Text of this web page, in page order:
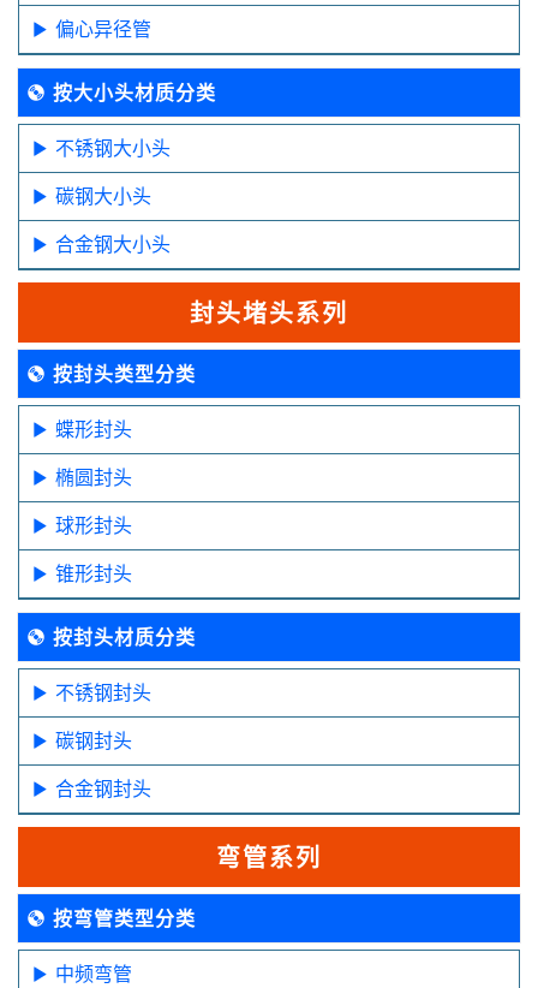
偏心异径管
按大小头材质分类
不锈钢大小头
碳钢大小头
合金钢大小头
封头堵头系列
按封头类型分类
蝶形封头
椭圆封头
球形封头
锥形封头
按封头材质分类
不锈钢封头
碳钢封头
合金钢封头
弯管系列
按弯管类型分类
中频弯管